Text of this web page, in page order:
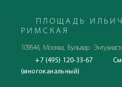
ПЛОЩАДЬ
РИМСКАЯ
109544, Москва, Бульвар
+7 (495) 120-33-67
(многоканальный)